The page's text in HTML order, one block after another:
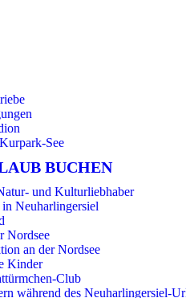
See
BUCHEN
und Kulturliebhaber
Neuharlingersiel
Nordsee
an der Nordsee
Kinder
Club
während des Neuharlingersiel-